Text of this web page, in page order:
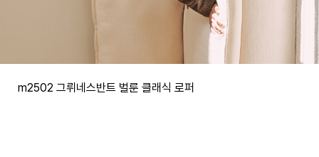
m2502 그뤼네스반트 벌룬 클래식 로퍼